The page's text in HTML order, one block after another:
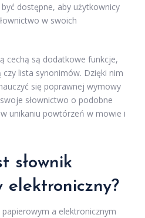
dostępne, aby użytkownicy
w swoich
cechą są dodatkowe funkcje,
lista synonimów. Dzięki nim
się poprawnej wymowy
słownictwo o podobne
unikaniu powtórzeń w mowie i
słownik
elektroniczny?
a elektronicznym